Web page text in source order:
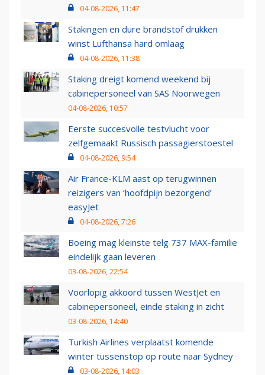
04-08-2026, 11:47
Stakingen en dure brandstof drukken
winst Lufthansa hard omlaag
04-08-2026, 11:38
Staking dreigt komend weekend bij
cabinepersoneel van SAS Noorwegen
04-08-2026, 10:57
Eerste succesvolle testvlucht voor
zelfgemaakt Russisch passagierstoestel
04-08-2026, 9:54
Air France-KLM aast op terugwinnen
reizigers van ‘hoofdpijn bezorgend’
easyJet
04-08-2026, 7:26
Boeing mag kleinste telg 737 MAX-familie
eindelijk gaan leveren
03-08-2026, 22:54
Voorlopig akkoord tussen WestJet en
cabinepersoneel, einde staking in zicht
03-08-2026, 14:40
Turkish Airlines verplaatst komende
winter tussenstop op route naar Sydney
03-08-2026, 14:03